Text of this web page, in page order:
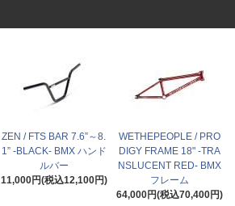
ZEN / FTS BAR 7.6”～8.
1” -BLACK- BMX ハンド
ルバー
11,000円(税込12,100円)
WETHEPEOPLE / PRO
DIGY FRAME 18" -TRA
NSLUCENT RED- BMX
フレーム
64,000円(税込70,400円)